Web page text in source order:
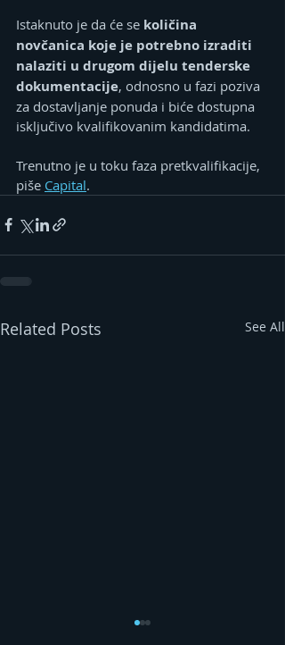
Istaknuto je da će se količina
novčanica koje je potrebno izraditi
nalaziti u drugom dijelu tenderske
dokumentacije, odnosno u fazi poziva
za dostavljanje ponuda i biće dostupna
isključivo kvalifikovanim kandidatima.
Trenutno je u toku faza pretkvalifikacije,
piše Capital.
Related Posts See All